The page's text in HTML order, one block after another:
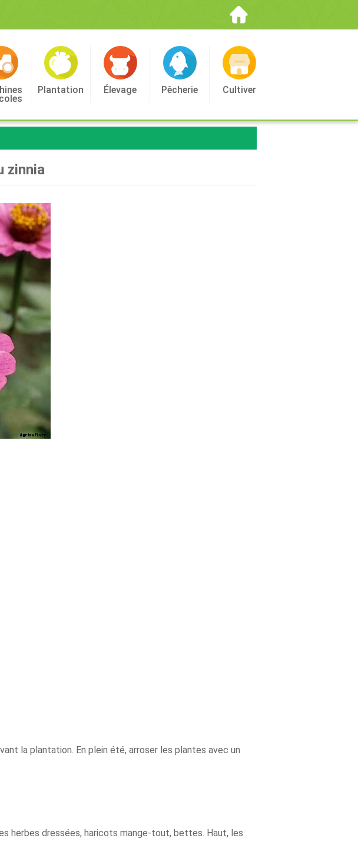
Plantation Élevage Pêcherie Cultiver
zinnia
la plantation. En plein été, arroser les plantes avec un
herbes dressées, haricots mange-tout, bettes. Haut, les